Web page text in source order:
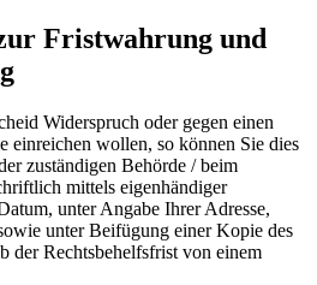
Fristwahrung und
Widerspruch oder gegen einen
einreichen wollen, so können Sie dies
zuständigen Behörde / beim
mittels eigenhändiger
unter Angabe Ihrer Adresse,
unter Beifügung einer Kopie des
der Rechtsbehelfsfrist von einem